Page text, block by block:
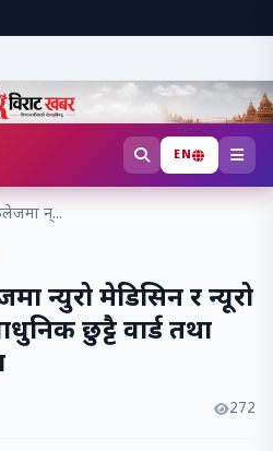
EN
न्...
न्युरो मेडिसिन र न्यूरो
छुट्टै वार्ड तथा
272